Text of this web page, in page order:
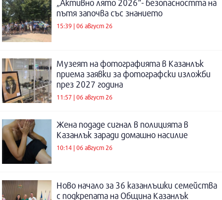
„Активно лято 2026“- безопасността на
пътя започва със знанието
15:39 | 06 август 26
Музеят на фотографията в Казанлък
приема заявки за фотографски изложби
през 2027 година
11:57 | 06 август 26
Жена подаде сигнал в полицията в
Казанлък заради домашно насилие
10:14 | 06 август 26
Ново начало за 36 казанлъшки семейства
с подкрепата на Община Казанлък